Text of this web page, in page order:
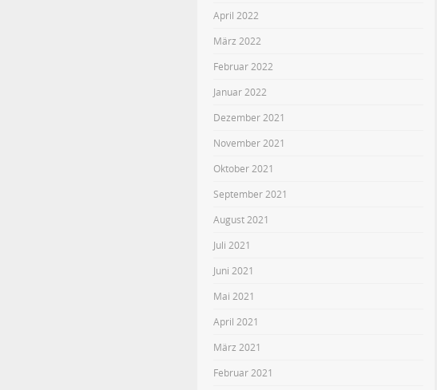
April 2022
März 2022
Februar 2022
Januar 2022
Dezember 2021
November 2021
Oktober 2021
September 2021
August 2021
Juli 2021
Juni 2021
Mai 2021
April 2021
März 2021
Februar 2021